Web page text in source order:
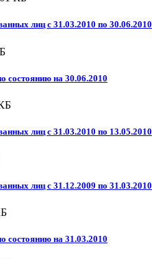
лиц с 31.03.2010 по 30.06.2010
состоянию на 30.06.2010
лиц с 31.03.2010 по 13.05.2010
лиц с 31.12.2009 по 31.03.2010
состоянию на 31.03.2010